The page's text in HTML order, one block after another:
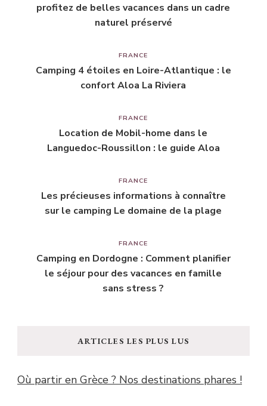
profitez de belles vacances dans un cadre
naturel préservé
FRANCE
Camping 4 étoiles en Loire-Atlantique : le
confort Aloa La Riviera
FRANCE
Location de Mobil-home dans le
Languedoc-Roussillon : le guide Aloa
FRANCE
Les précieuses informations à connaître
sur le camping Le domaine de la plage
FRANCE
Camping en Dordogne : Comment planifier
le séjour pour des vacances en famille
sans stress ?
ARTICLES LES PLUS LUS
Où partir en Grèce ? Nos destinations phares !